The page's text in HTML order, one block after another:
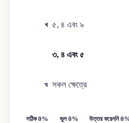
খ ৫, ৪ এবং ৯
৩, ৪ এবং ৫
ঘ সকল ক্ষেত্রে
সঠিক 0% ভুল 0% উত্তর করেননি